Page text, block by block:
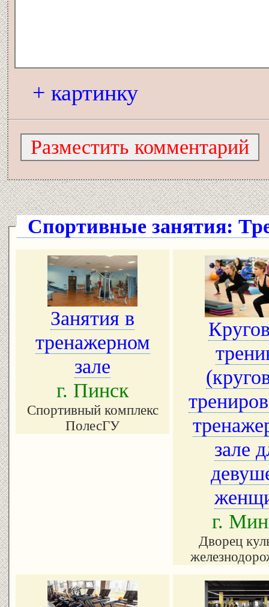
+ картинку
Спортивные занятия:
Занятия в
тренажерном
зале
г. Пинск
Спортивный комплекс
ПолесГУ
зале
г.
Дворец